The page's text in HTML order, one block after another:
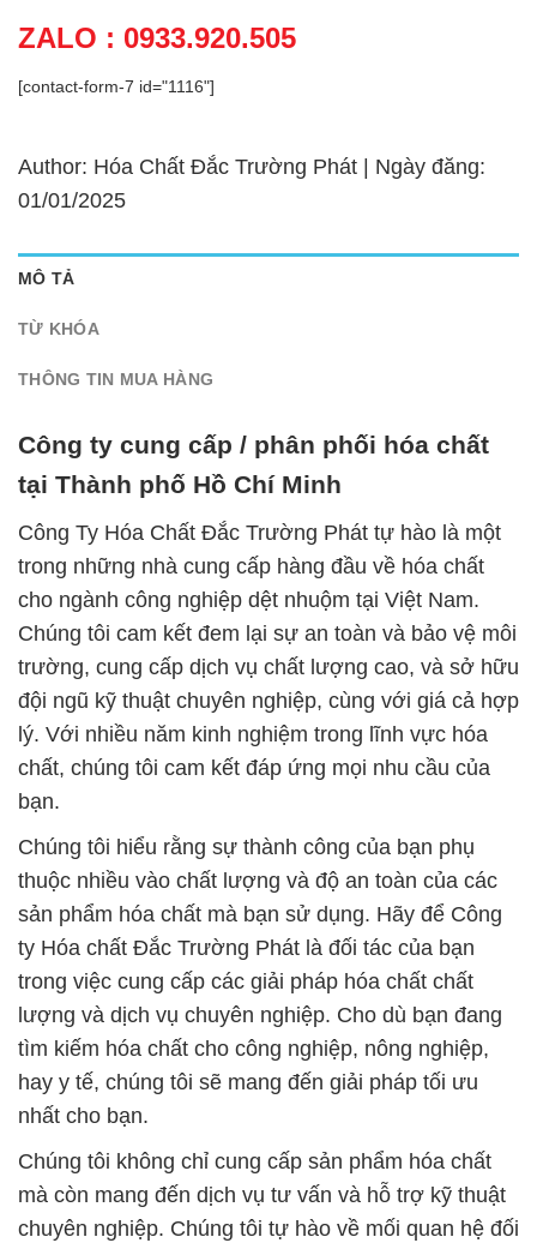
ZALO : 0933.920.505
[contact-form-7 id="1116"]
Author: Hóa Chất Đắc Trường Phát | Ngày đăng:
01/01/2025
MÔ TẢ
TỪ KHÓA
THÔNG TIN MUA HÀNG
Công ty cung cấp / phân phối hóa chất
tại Thành phố Hồ Chí Minh
Công Ty Hóa Chất Đắc Trường Phát tự hào là một
trong những nhà cung cấp hàng đầu về hóa chất
cho ngành công nghiệp dệt nhuộm tại Việt Nam.
Chúng tôi cam kết đem lại sự an toàn và bảo vệ môi
trường, cung cấp dịch vụ chất lượng cao, và sở hữu
đội ngũ kỹ thuật chuyên nghiệp, cùng với giá cả hợp
lý. Với nhiều năm kinh nghiệm trong lĩnh vực hóa
chất, chúng tôi cam kết đáp ứng mọi nhu cầu của
bạn.
Chúng tôi hiểu rằng sự thành công của bạn phụ
thuộc nhiều vào chất lượng và độ an toàn của các
sản phẩm hóa chất mà bạn sử dụng. Hãy để Công
ty Hóa chất Đắc Trường Phát là đối tác của bạn
trong việc cung cấp các giải pháp hóa chất chất
lượng và dịch vụ chuyên nghiệp. Cho dù bạn đang
tìm kiếm hóa chất cho công nghiệp, nông nghiệp,
hay y tế, chúng tôi sẽ mang đến giải pháp tối ưu
nhất cho bạn.
Chúng tôi không chỉ cung cấp sản phẩm hóa chất
mà còn mang đến dịch vụ tư vấn và hỗ trợ kỹ thuật
chuyên nghiệp. Chúng tôi tự hào về mối quan hệ đối